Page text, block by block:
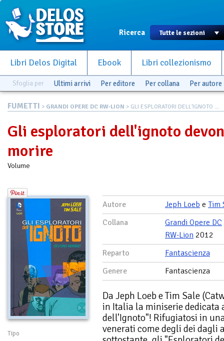
Ricerca
Libri Delos Digital Ebook Libri collezionismo
Sfoglia per Ultimi arrivi Per editore Per collana Per autore
FUMETTI > GRANDI OPERE DC RW-LION > GLI ESPLORATORI DELL'IGNOTO ...
Gli esploratori dell'ignoto
morire
Volume
Tipo
Autore Jeph Loeb e Tim
Collana
Grandi Opere DC
RW-Lion 2012
Reparto
Fantascienza
Genere
Fantascienza
Da Jeph Loeb e Tim Sale
in Italia la miniserie
dell'Ignoto"! Rifugiatosi in
venerati come degli dei